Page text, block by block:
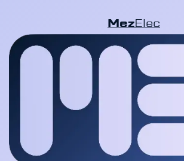
MezElec